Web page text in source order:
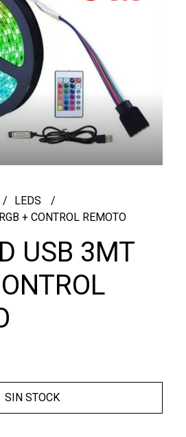
LEDS
+ CONTROL REMOTO
USB 3MT
SIN STOCK